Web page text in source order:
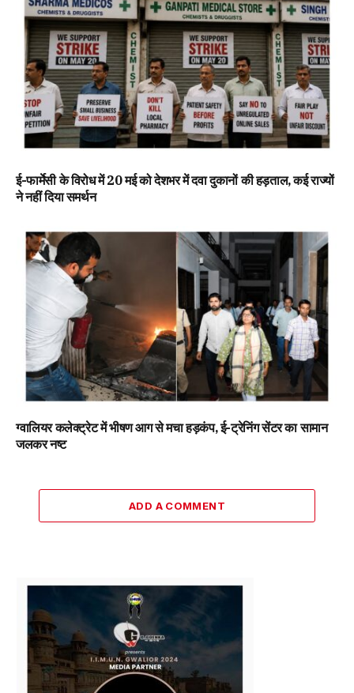
ई-फार्मेसी के विरोध में 20 मई को देशभर में दवा दुकानों की हड़ताल, कई राज्यों
ने नहीं दिया समर्थन
ग्वालियर कलेक्ट्रेट में भीषण आग से मचा हड़कंप, ई-ट्रेनिंग सेंटर का सामान
जलकर नष्ट
ADD A COMMENT